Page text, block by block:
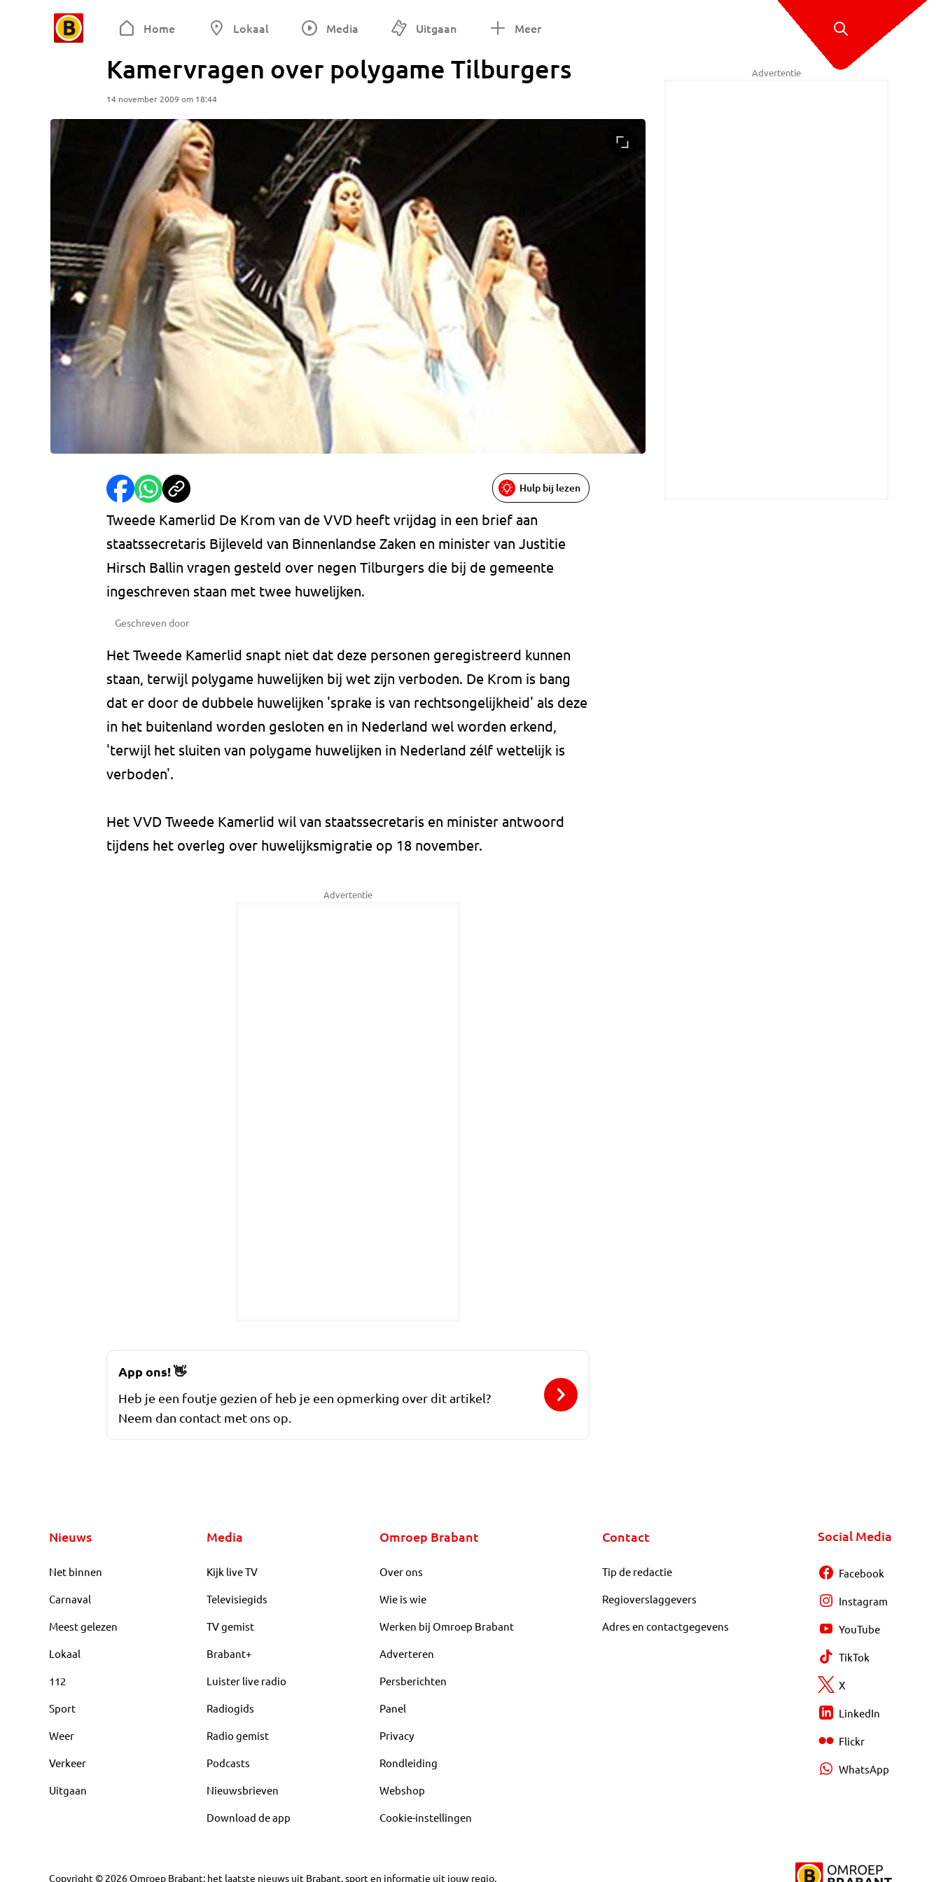
Home Lokaal Media Uitgaan Meer
Kamervragen over polygame Tilburgers
14 november 2009 om 18:44
Hulp bij lezen
Tweede Kamerlid De Krom van de VVD heeft vrijdag in een brief aan
staatssecretaris Bijleveld van Binnenlandse Zaken en minister van Justitie
Hirsch Ballin vragen gesteld over negen Tilburgers die bij de gemeente
ingeschreven staan met twee huwelijken.
Geschreven door
Het Tweede Kamerlid snapt niet dat deze personen geregistreerd kunnen
staan, terwijl polygame huwelijken bij wet zijn verboden. De Krom is bang
dat er door de dubbele huwelijken 'sprake is van rechtsongelijkheid' als deze
in het buitenland worden gesloten en in Nederland wel worden erkend,
'terwijl het sluiten van polygame huwelijken in Nederland zélf wettelijk is
verboden'.
Het VVD Tweede Kamerlid wil van staatssecretaris en minister antwoord
tijdens het overleg over huwelijksmigratie op 18 november.
Advertentie
Advertentie
App ons!👋
Heb je een foutje gezien of heb je een opmerking over dit artikel?
Neem dan contact met ons op.
Nieuws
Net binnen
Carnaval
Meest gelezen
Lokaal
112
Sport
Weer
Verkeer
Uitgaan
Media
Kijk live TV
Televisiegids
TV gemist
Brabant+
Luister live radio
Radiogids
Radio gemist
Podcasts
Nieuwsbrieven
Download de app
Omroep Brabant
Over ons
Wie is wie
Werken bij Omroep Brabant
Adverteren
Persberichten
Panel
Privacy
Rondleiding
Webshop
Cookie-instellingen
Contact
Tip de redactie
Regioverslaggevers
Adres en contactgegevens
Social Media
Facebook
Instagram
YouTube
TikTok
X
LinkedIn
Flickr
WhatsApp
Copyright © 2026Omroep Brabant: het laatste nieuws uit Brabant, sport en informatie uit jouw regio.